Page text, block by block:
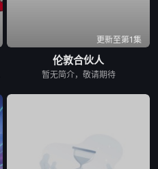
更新至第1集
伦敦合伙人
暂无简介，敬请期待